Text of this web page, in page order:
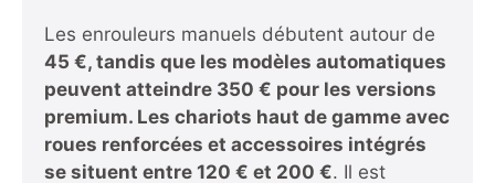
Les enrouleurs manuels débutent autour de
45 €, tandis que les modèles automatiques
peuvent atteindre 350 € pour les versions
premium. Les chariots haut de gamme avec
roues renforcées et accessoires intégrés
se situent entre 120 € et 200 €. Il est